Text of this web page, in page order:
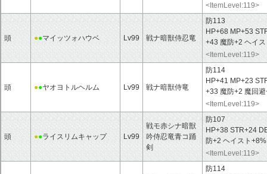
<ItemLevel:119>
頭 ●●マイッツォハウベ Lv99 戦ナ暗獣侍忍竜
防113
HP+68 MP+53
+43 魔防+2 ヘイ
<ItemLevel:119>
頭 ●●ヤオヨトルヘルム Lv99 戦ナ暗獣侍竜
防114
HP+41 MP+23
+33 魔防+2 魔回
<ItemLevel:119>
頭 ●●ライスリムキャップ Lv99
戦モ赤シナ暗獣
吟侍忍竜青コ踊
剣
防107
HP+38 STR+24
防+2 ヘイスト
<ItemLevel:119>
防114